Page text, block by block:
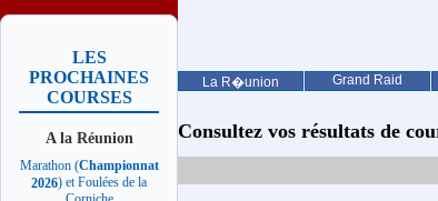
La R�union Grand Raid
LES
PROCHAINES
COURSES
A la Réunion
Marathon (Championnat
2026) et Foulées de la
Corniche
Consultez vos résultats de